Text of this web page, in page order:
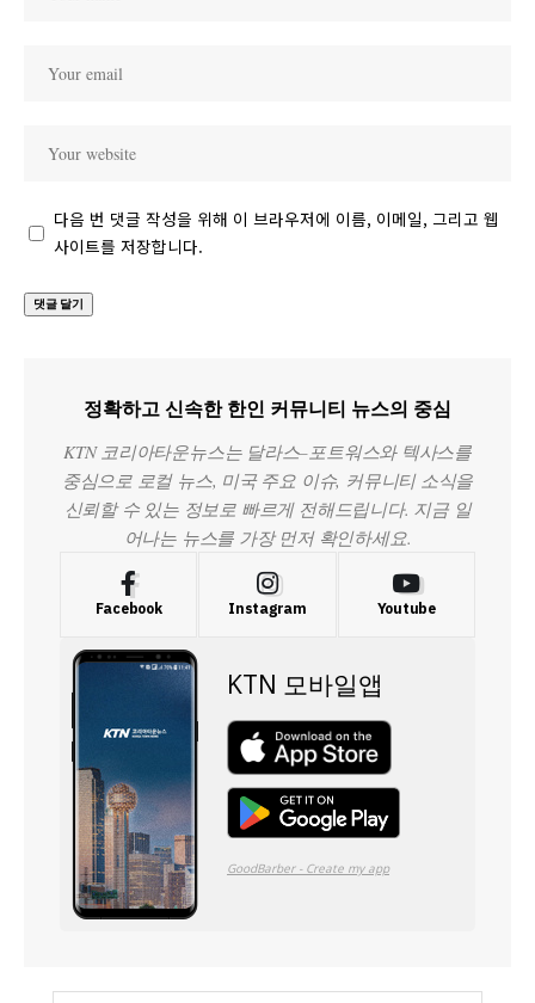
다음 번 댓글 작성을 위해 이 브라우저에 이름, 이메일, 그리고 웹
사이트를 저장합니다.
정확하고 신속한 한인 커뮤니티 뉴스의 중심
KTN 코리아타운뉴스는 달라스–포트워스와 텍사스를
중심으로 로컬 뉴스, 미국 주요 이슈, 커뮤니티 소식을
신뢰할 수 있는 정보로 빠르게 전해드립니다. 지금 일
어나는 뉴스를 가장 먼저 확인하세요.
Facebook Instagram Youtube